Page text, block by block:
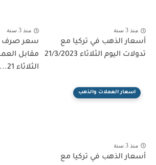
منذ 3 سنة
أسعار الذهب في تركيا مع
تدولات اليوم الثلاثاء 21/3/2023
منذ 3 سنة
سعر صرف
مقابل
الثلاثاء 21...
اسعار العملات والذهب
منذ 3 سنة
أسعار الذهب في تركيا مع